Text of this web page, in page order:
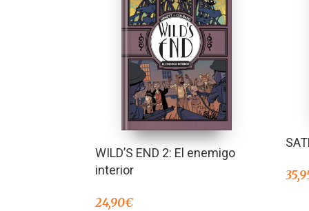
WILD’S END 2: El enemigo
interior
24,90€